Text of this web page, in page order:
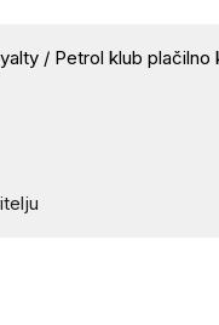
/ Petrol klub plačilno